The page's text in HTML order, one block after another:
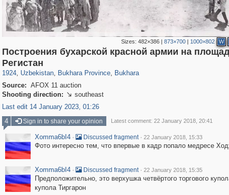
Sizes:482×386 |873×700 | 1000×802 W
Построения бухарской красной армии на
Регистан
1924, Uzbekistan
32,590
, Bukhara Province, Bukhara
Source: AFOX 11 auction
Shooting direction:  southeast
Last edit 14 January 2023, 01:26
4
Sign in to share your opinion Latest comment: 22 January 2018, 20:41
Xomma6bI4 · Discussed fragment · 22 January 2018, 15:33
Фото интересно тем, что впервые в кадр попало медресе
Xomma6bI4 · Discussed fragment · 22 January 2018, 15:35
Предположительно, это верхушка четвёртого торгового
купола Тиргарон